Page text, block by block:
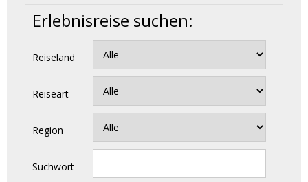
Erlebnisreise suchen:
Reiseland
Reiseart
Region
Suchwort